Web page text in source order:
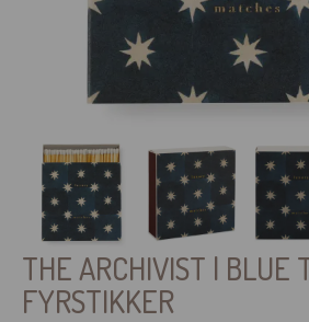
THE ARCHIVIST | BLUE
FYRSTIKKER